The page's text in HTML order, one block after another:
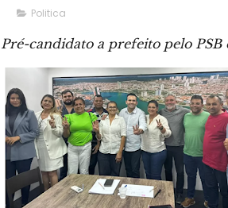
Politica
Pré-candidato a prefeito pelo